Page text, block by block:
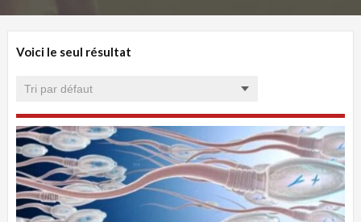
Voici le seul résultat